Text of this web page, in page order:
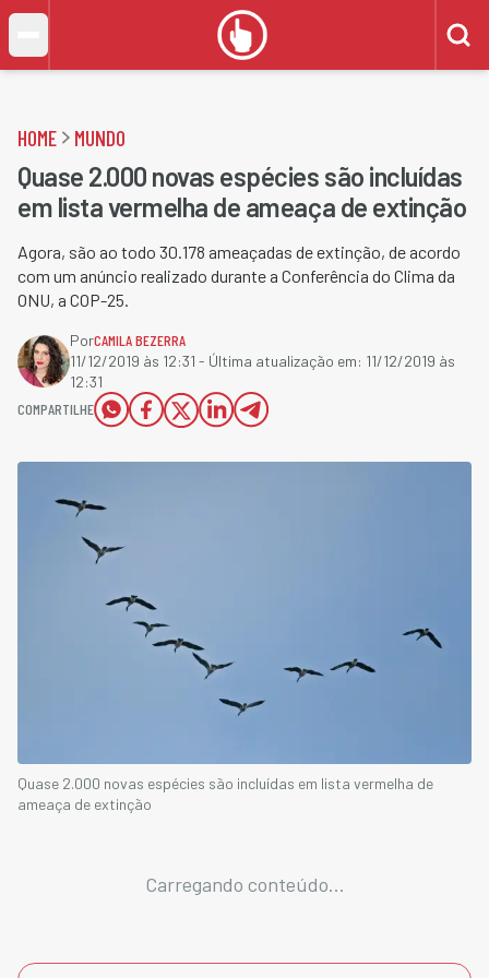
HOME MUNDO
Quase 2.000 novas espécies são incluídas
em lista vermelha de ameaça de extinção
Agora, são ao todo 30.178 ameaçadas de extinção, de acordo
com um anúncio realizado durante a Conferência do Clima da
ONU, a COP-25.
PorCAMILA BEZERRA
11/12/2019 às 12:31 - Última atualização em: 11/12/2019 às
12:31
COMPARTILHE
Quase 2.000 novas espécies são incluídas em lista vermelha de
ameaça de extinção
Carregando conteúdo...